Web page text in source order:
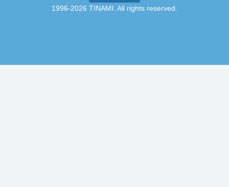
1996-2026 TINAMI. All rights reserved.